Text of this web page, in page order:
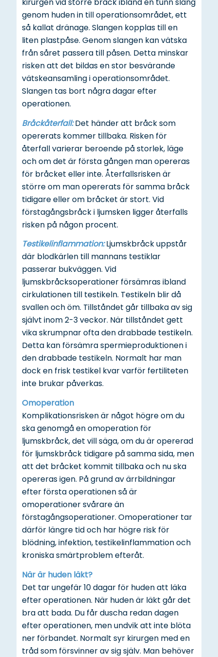
kirurgen vid större bråck ibland en tunn slang
genom huden in till operationsområdet, ett
så kallat dränage. Slangen kopplas till en
liten plastpåse. Genom slangen kan vätska
från såret passera till påsen. Detta minskar
risken att det bildas en stor besvärande
vätskeansamling i operationsområdet.
Slangen tas bort några dagar efter
operationen.
Bråckåterfall:Det händer att bråck som
opererats kommer tillbaka. Risken för
återfall varierar beroende på storlek, läge
och om det är första gången man opereras
för bråcket eller inte. Återfallsrisken är
större om man opererats för samma bråck
tidigare eller om bråcket är stort. Vid
förstagångsbråck i ljumsken ligger återfalls
risken på någon procent.
Testikelinflammation:Ljumskbråck uppstår
där blodkärlen till mannans testiklar
passerar bukväggen. Vid
ljumskbråcksoperationer försämras ibland
cirkulationen till testikeln. Testikeln blir då
svallen och öm. Tillståndet går tillbaka av sig
självt inom 2-3 veckor. När tillståndet gett
vika skrumpnar ofta den drabbade testikeln.
Detta kan försämra spermieproduktionen i
den drabbade testikeln. Normalt har man
dock en frisk testikel kvar varför fertiliteten
inte brukar påverkas.
Omoperation
Komplikationsrisken är något högre om du
ska genomgå en omoperation för
ljumskbråck, det vill säga, om du är opererad
för ljumskbråck tidigare på samma sida, men
att det bråcket kommit tillbaka och nu ska
opereras igen. På grund av ärrbildningar
efter första operationen så är
omoperationer svårare än
förstagångsoperationer. Omoperationer tar
därför längre tid och har högre risk för
blödning, infektion, testikelinflammation och
kroniska smärtproblem efteråt.
När är huden läkt?
Det tar ungefär 10 dagar för huden att läka
efter operationen. När huden är läkt går det
bra att bada. Du får duscha redan dagen
efter operationen, men undvik att inte blöta
ner förbandet. Normalt syr kirurgen med en
tråd som försvinner av sig själv. Man behöver